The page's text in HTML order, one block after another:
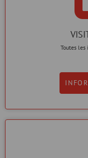
Toutes